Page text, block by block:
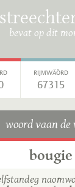
bevat op dit
RIJMWÄÖRD
67315
woord vaan de
bougie